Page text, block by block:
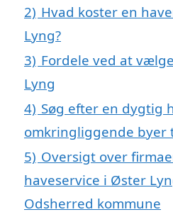
2) Hvad koster en
Lyng?
3) Fordele ved at
Lyng
4) Søg efter en dygtig
omkringliggende byer
5) Oversigt over
haveservice i Øster
Odsherred kommune